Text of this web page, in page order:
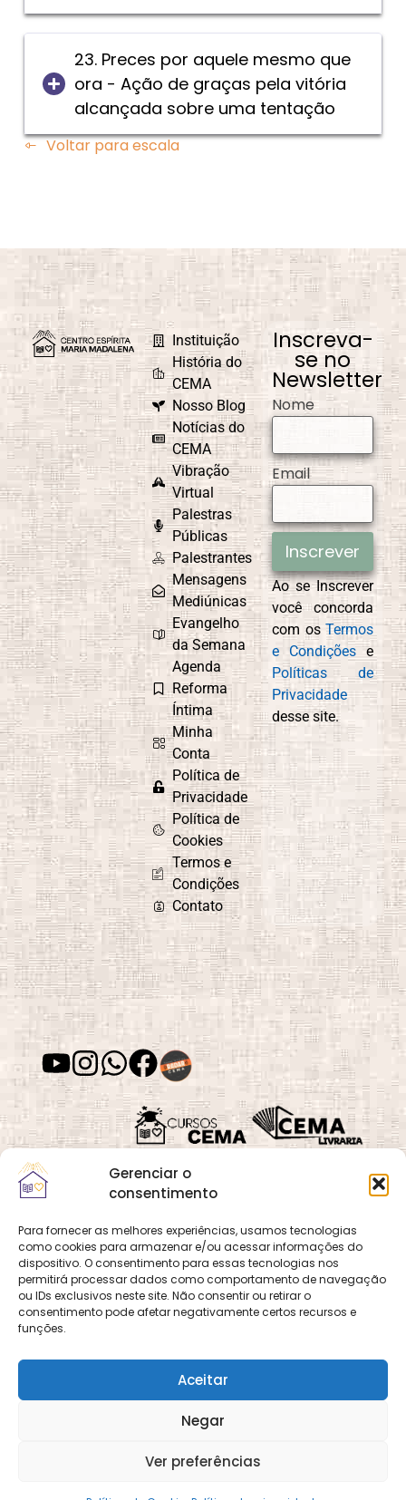
Gerenciar o
consentimento
Para fornecer as melhores experiências, usamos tecnologias
como cookies para armazenar e/ou acessar informações do
dispositivo. O consentimento para essas tecnologias nos
permitirá processar dados como comportamento de navegação
ou IDs exclusivos neste site. Não consentir ou retirar o
consentimento pode afetar negativamente certos recursos e
funções.
Aceitar
Negar
Ver preferências
23. Preces por aquele mesmo que
ora - Ação de graças pela vitória
alcançada sobre uma tentação
Voltar para escala
Instituição
História do
CEMA
Nosso Blog
Notícias do
CEMA
Vibração
Virtual
Palestras
Públicas
Palestrantes
Mensagens
Mediúnicas
Evangelho
da Semana
Agenda
Reforma
Íntima
Minha
Conta
Política de
Privacidade
Política de
Cookies
Termos e
Condições
Contato
Inscreva-
se no
Newsletter
Nome
Email
Inscrever
Ao se Inscrever
você concorda
com osTermos
e Condições e
Políticas de
Privacidade
desse site.
Quadra 02, Lote 16,
Vila Vicentina,
Planaltina, Brasília-
DF. CEP 73.320-140
CNPJ: 01.600.089/0001-
DECOM - A Voz do
CEMA nas Redes!
OCemaneté um site
que pertence e é gerido
pelo CEMA, assim